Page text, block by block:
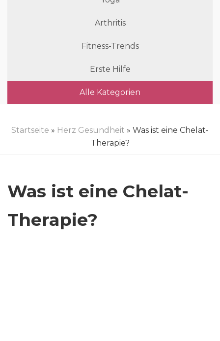
Arthritis
Fitness-Trends
Erste Hilfe
Alle Kategorien
Startseite » Herz Gesundheit » Was ist eine Chelat-
Therapie?
Was ist eine Chelat-
Therapie?